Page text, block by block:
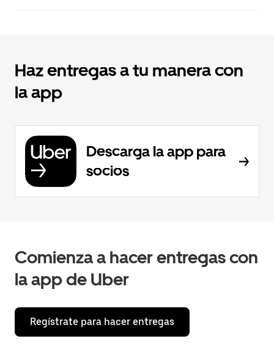
Haz entregas a tu manera con
la app
Descarga la app para
socios
Comienza a hacer entregas con
la app de Uber
Regístrate para hacer entregas